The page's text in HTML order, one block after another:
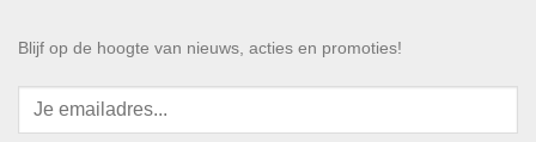
Blijf op de hoogte van nieuws, acties en promoties!